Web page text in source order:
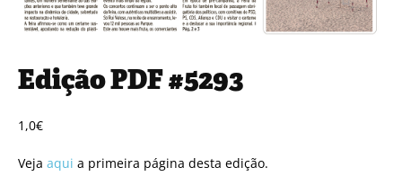
Edição PDF #5293
1,0€
Veja aqui a primeira página desta edição.